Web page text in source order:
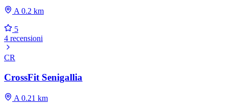
A 0.2 km
5
4 recensioni
CR
CrossFit Senigallia
A 0.21 km